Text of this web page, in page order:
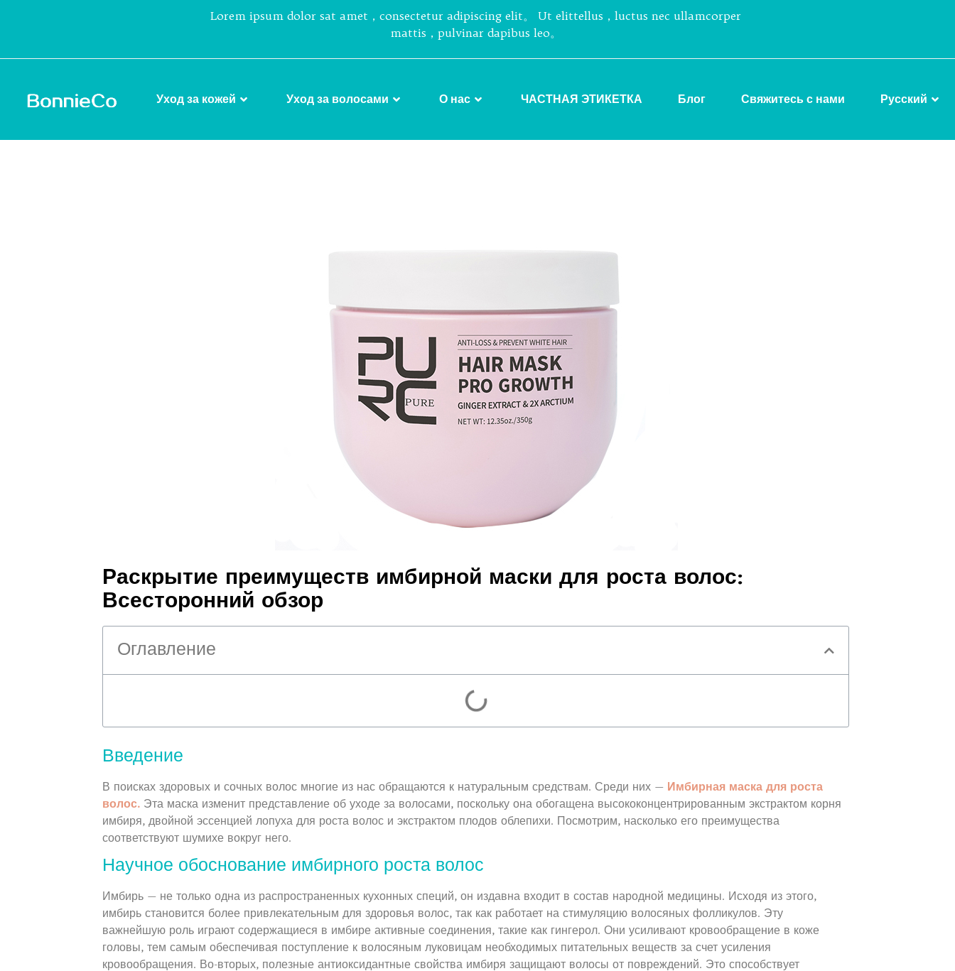
Lorem ipsum dolor sat amet，consectetur adipiscing elit。 Ut elittellus，luctus nec ullamcorper
mattis，pulvinar dapibus leo。
Уход за кожей Уход за волосами О нас ЧАСТНАЯ ЭТИКЕТКА Блог Свяжитесь с нами Русский
Раскрытие преимуществ имбирной маски для роста волос:
Всесторонний обзор
Оглавление
Введение
В поисках здоровых и сочных волос многие из нас обращаются к натуральным средствам. Среди них — Имбирная маска для роста
волос. Эта маска изменит представление об уходе за волосами, поскольку она обогащена высококонцентрированным экстрактом корня
имбиря, двойной эссенцией лопуха для роста волос и экстрактом плодов облепихи. Посмотрим, насколько его преимущества
соответствуют шумихе вокруг него.
Научное обоснование имбирного роста волос
Имбирь — не только одна из распространенных кухонных специй, он издавна входит в состав народной медицины. Исходя из этого,
имбирь становится более привлекательным для здоровья волос, так как работает на стимуляцию волосяных фолликулов. Эту
важнейшую роль играют содержащиеся в имбире активные соединения, такие как гингерол. Они усиливают кровообращение в коже
головы, тем самым обеспечивая поступление к волосяным луковицам необходимых питательных веществ за счет усиления
кровообращения. Во-вторых, полезные антиоксидантные свойства имбиря защищают волосы от повреждений. Это способствует